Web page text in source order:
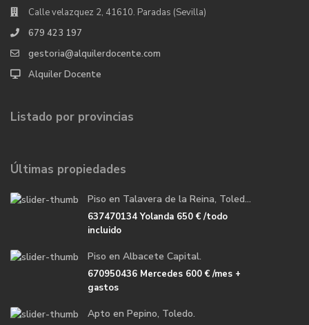
Calle velazquez 2, 41610. Paradas (Sevilla)
679 423 197
gestoria@alquilerdocente.com
Alquiler Docente
Listado por provincias
Últimas propiedades
Piso en Talavera de la Reina, Toled...
637470134 Yolanda 650 €/todo
incluido
Piso en Albacete Capital.
670950436 Mercedes 600 €/mes +
gastos
Apto en Pepino, Toledo.